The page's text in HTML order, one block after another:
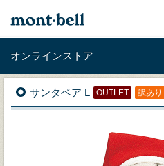
オンラインストア
サンタベア L OUTLET 訳あり